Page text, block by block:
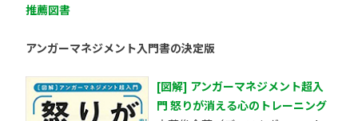
推薦図書
アンガーマネジメント入門書の決定版
[図解] アンガーマネジメント超入
門 怒りが消える心のトレーニング